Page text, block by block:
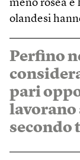
meno rosea e
olandesi
Perfino
pari
lavorano
secondo